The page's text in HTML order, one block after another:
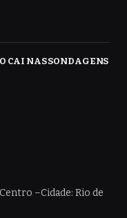
CAI NAS SONDAGENS
–Cidade: Rio de